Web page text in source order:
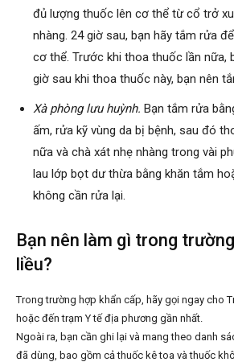
đủ lượng thuốc lên cơ thể từ cổ trở
nhàng. 24 giờ sau, bạn hãy tắm rửa
cơ thể. Trước khi thoa thuốc lần nữa,
giờ sau khi thoa thuốc này, bạn nên
Xà phòng lưu huỳnh. Bạn tắm rửa
ấm, rửa kỹ vùng da bị bệnh, sau đó
nữa và chà xát nhẹ nhàng trong vài
lau lớp bọt dư thừa bằng khăn tắm
không cần rửa lại.
Bạn nên làm gì trong
liều?
Trong trường hợp khẩn cấp, hãy gọi ngay cho
hoặc đến trạm Y tế địa phương gần nhất.
Ngoài ra, bạn cần ghi lại và mang theo danh
đã dùng, bao gồm cả thuốc kê toa và thuốc